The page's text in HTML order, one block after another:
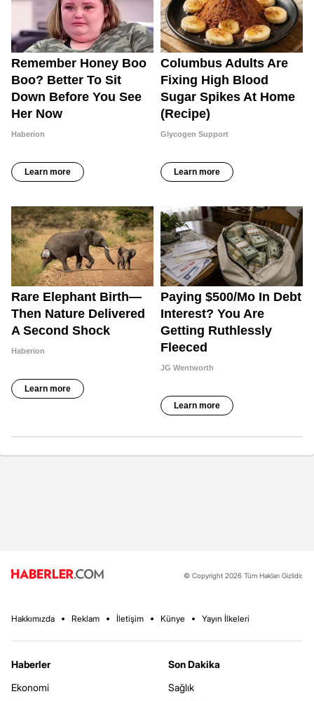
© Copyright 2026 Tüm Hakları Gizlidir.
Hakkımızda Reklam İletişim Künye Yayın İlkeleri
Haberler
Ekonomi
Son Dakika
Sağlık